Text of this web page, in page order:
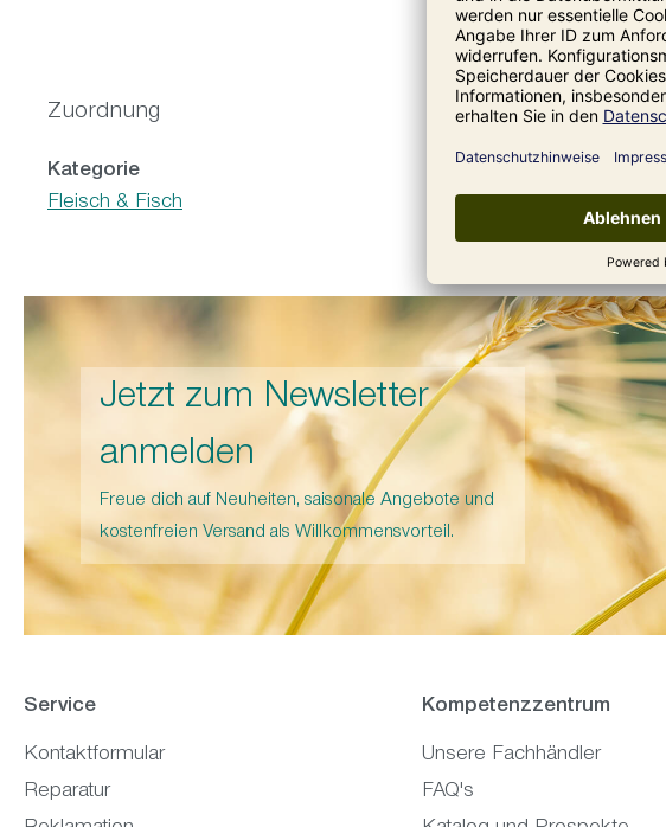
Zuordnung
Kategorie
Fleisch & Fisch
Jetzt zum Newsletter
anmelden
Freue dich auf Neuheiten, saisonale Angebote und
kostenfreien Versand als Willkommensvorteil.
Service
Kontaktformular
Reparatur
Kompetenzzentrum
Unsere Fachhändler
FAQ's